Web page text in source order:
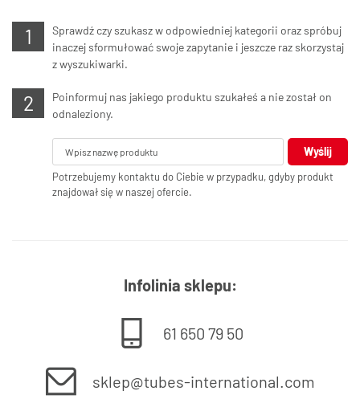
Sprawdź czy szukasz w odpowiedniej kategorii oraz spróbuj
inaczej sformułować swoje zapytanie i jeszcze raz skorzystaj
z wyszukiwarki.
Poinformuj nas jakiego produktu szukałeś a nie został on
odnaleziony.
Wyślij
Potrzebujemy kontaktu do Ciebie w przypadku, gdyby produkt
znajdował się w naszej ofercie.
Infolinia sklepu:
61 650 79 50
sklep@tubes-international.com